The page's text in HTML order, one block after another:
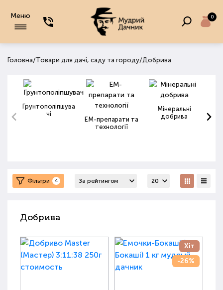
Меню 0
Головна/Товари для дачі, саду та городу/Добрива
Грунтополіпшува
чі
ЕМ-препарати та
технології
Мінеральні
добрива
Фільтри 4
Добрива
Хіт
-26%